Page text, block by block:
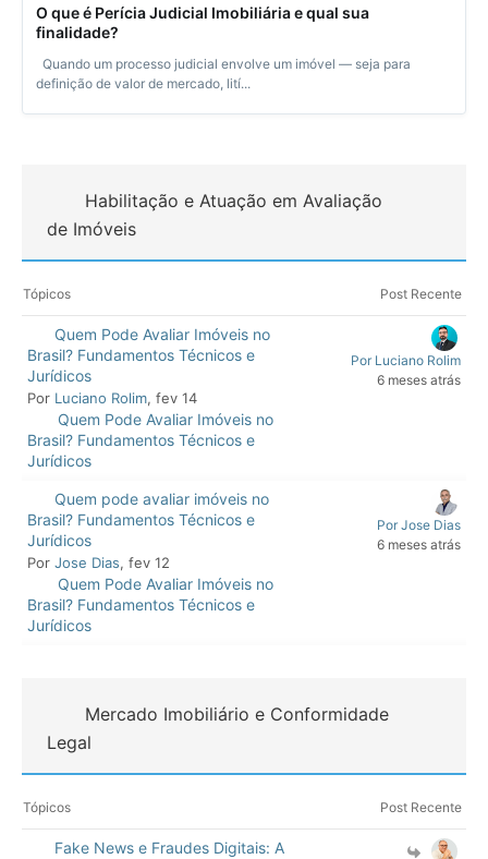
O que é Perícia Judicial Imobiliária e qual sua
finalidade?
Quando um processo judicial envolve um imóvel — seja para
definição de valor de mercado, lití...
Habilitação e Atuação em Avaliação
de Imóveis
Tópicos Post Recente
Quem Pode Avaliar Imóveis no
Brasil? Fundamentos Técnicos e
Jurídicos
Por Luciano Rolim, fev 14
Quem Pode Avaliar Imóveis no
Brasil? Fundamentos Técnicos e
Jurídicos
Por Luciano Rolim
6 meses atrás
Quem pode avaliar imóveis no
Brasil? Fundamentos Técnicos e
Jurídicos
Por Jose Dias, fev 12
Quem Pode Avaliar Imóveis no
Brasil? Fundamentos Técnicos e
Jurídicos
Por Jose Dias
6 meses atrás
Mercado Imobiliário e Conformidade
Legal
Tópicos Post Recente
Fake News e Fraudes Digitais: A